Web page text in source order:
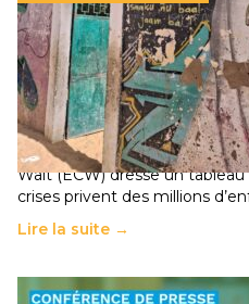
258 millions d’enfants
chocs climatiques et
population
11 juillet 2026- National
Un nouveau rapport mondial
Wait (ECW) dresse un
crises privent des millions
Lire la suite →